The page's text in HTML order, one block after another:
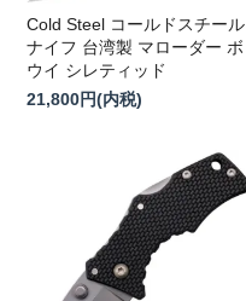
Cold Steel コールドスチール
ナイフ 台湾製 マローダー ボ
ウイ シレティッド
21,800円(内税)